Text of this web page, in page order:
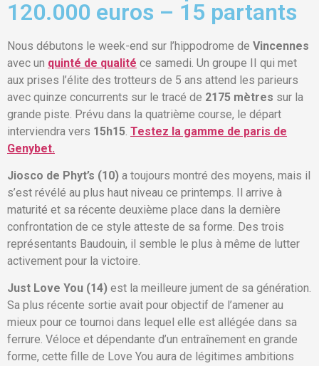
120.000 euros – 15 partants
Nous débutons le week-end sur l’hippodrome de Vincennes
avec un quinté de qualité ce samedi. Un groupe II qui met
aux prises l’élite des trotteurs de 5 ans attend les parieurs
avec quinze concurrents sur le tracé de 2175 mètres sur la
grande piste. Prévu dans la quatrième course, le départ
interviendra vers 15h15 Testez la gamme de paris de
Genybet.
Jiosco de Phyt’s (10) a toujours montré des moyens, mais il
s’est révélé au plus haut niveau ce printemps. Il arrive à
maturité et sa récente deuxième place dans la dernière
confrontation de ce style atteste de sa forme. Des trois
représentants Baudouin, il semble le plus à même de lutter
activement pour la victoire.
Just Love You (14) est la meilleure jument de sa génération.
Sa plus récente sortie avait pour objectif de l’amener au
mieux pour ce tournoi dans lequel elle est allégée dans sa
ferrure. Véloce et dépendante d’un entraînement en grande
forme, cette fille de Love You aura de légitimes ambitions